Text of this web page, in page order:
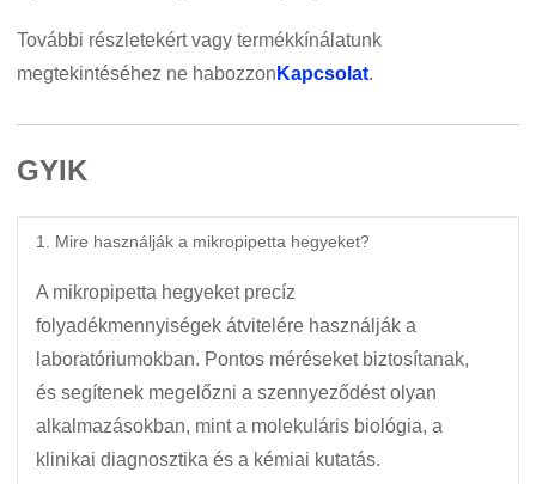
További részletekért vagy termékkínálatunk
megtekintéséhez ne habozzon Kapcsolat.
GYIK
1. Mire használják a mikropipetta hegyeket?
A mikropipetta hegyeket precíz
folyadékmennyiségek átvitelére használják a
laboratóriumokban. Pontos méréseket biztosítanak,
és segítenek megelőzni a szennyeződést olyan
alkalmazásokban, mint a molekuláris biológia, a
klinikai diagnosztika és a kémiai kutatás.